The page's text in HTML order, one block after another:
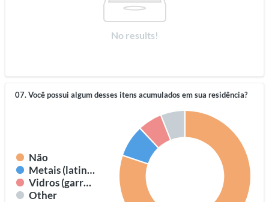
No results!
07. Você possui algum desses itens acumulados em sua residência?
Não
Metais (latinhas de cerveja e refrigerante)
Vidros (garrafas, copos)
Other